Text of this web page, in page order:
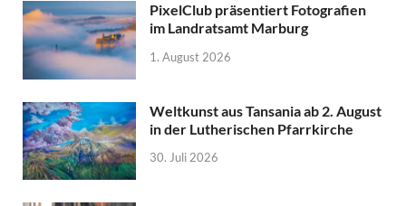
PixelClub präsentiert Fotografien
im Landratsamt Marburg
1. August 2026
Weltkunst aus Tansania ab 2. August
in der Lutherischen Pfarrkirche
30. Juli 2026